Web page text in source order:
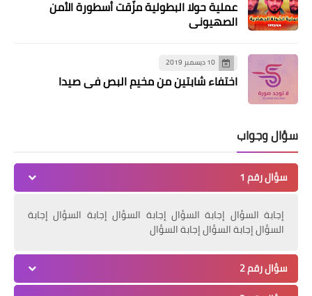
أخبار ‏البص
إعتقلت مادورو وصدام حسين… من هي
قوات دلتا فورس الأميركية؟*
عملية حولا البطولية مزّقت أسطورة الأمن
الصهيوني
10 ديسمبر 2019
اختفاء شابتين من مخيم البص في صيدا
سؤال وجواب
سؤال رقم 1
إجابة السؤال إجابة السؤال إجابة السؤال إجابة السؤال إجابة
السؤال إجابة السؤال إجابة السؤال
سؤال رقم 2